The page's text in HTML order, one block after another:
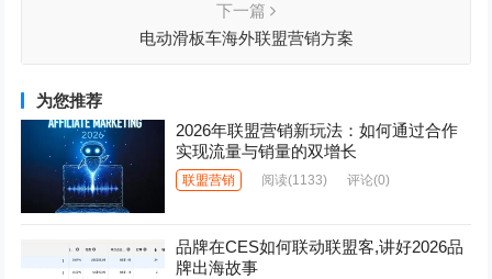
下一篇
电动滑板车海外联盟营销方案
为您推荐
2026年联盟营销新玩法：如何通过合作
实现流量与销量的双增长
联盟营销 阅读(1133) 评论(0)
品牌在CES如何联动联盟客,讲好2026品
牌出海故事